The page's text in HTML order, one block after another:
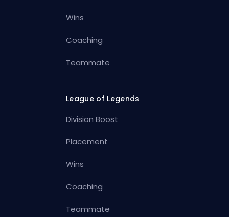
Wins
Coaching
Teammate
League of Legends
Division Boost
Placement
Wins
Coaching
Teammate